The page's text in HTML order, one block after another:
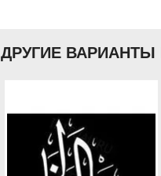
ДРУГИЕ ВАРИАНТЫ